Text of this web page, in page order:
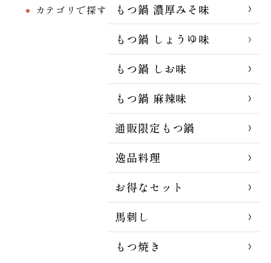
カテゴリで探す
もつ鍋 濃厚みそ味
もつ鍋 しょうゆ味
もつ鍋 しお味
もつ鍋 麻辣味
通販限定もつ鍋
逸品料理
お得なセット
馬刺し
もつ焼き